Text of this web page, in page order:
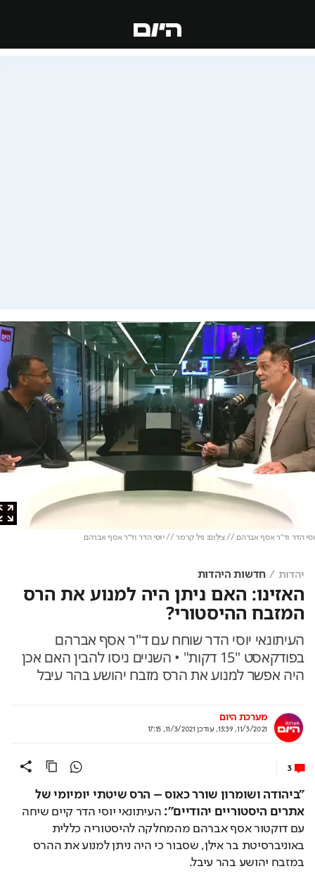
הדר וד"ר אסף אברהם // צילום: גיל קרמר // יוסי הדר וד"ר אסף אברהם
יהדות חדשות היהדות
האזינו: האם ניתן היה למנוע את הרס
המזבח ההיסטורי?
העיתונאי יוסי הדר שוחח עם ד"ר אסף אברהם
בפודקאסט "15 דקות" • השניים ניסו להבין האם אכן
היה אפשר למנוע את הרס מזבח יהושע בהר עיבל
מערכת היום
11/3/2021, 13:39
,עודכן11/3/2021, 17:15
3
"ביהודה ושומרון שורר כאוס – הרס שיטתי יומיומי של
אתרים היסטוריים יהודיים":
העיתונאי יוסי הדר קיים שיחה
עם דוקטור אסף אברהם מהמחלקה להיסטוריה כללית
באוניברסיטת בר אילן, שסבור כי היה ניתן למנוע את ההרס
במזבח יהושע בהר עיבל.